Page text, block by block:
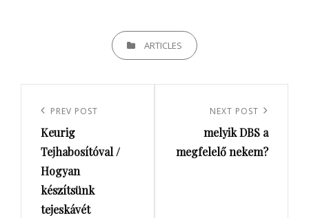
CATEGORIESARTICLES
navigáció
Previous
Post
PREV POST
Keurig
Tejhabosítóval /
Hogyan
készítsünk
tejeskávét
NEXT POST
melyik DBS a
megfelelő nekem?